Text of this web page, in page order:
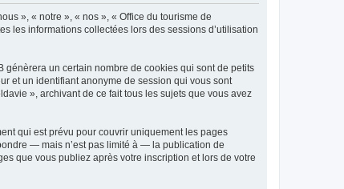
», « notre », « nos », « Office du tourisme de
les informations collectées lors des sessions d’utilisation
un certain nombre de cookies qui sont de petits
et un identifiant anonyme de session qui vous sont
», archivant de ce fait tous les sujets que vous avez
qui est prévu pour couvrir uniquement les pages
— mais n’est pas limité à — la publication de
que vous publiez après votre inscription et lors de votre